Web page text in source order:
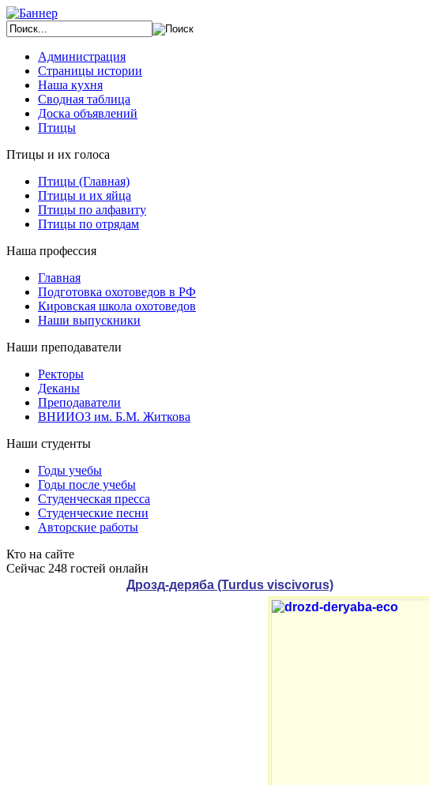
Администрация
Страницы истории
Наша кухня
Сводная таблица
Доска объявлений
Птицы
Птицы и их голоса
Птицы (Главная)
Птицы и их яйца
Птицы по алфавиту
Птицы по отрядам
Наша профессия
Главная
Подготовка охотоведов в РФ
Кировская школа охотоведов
Наши выпускники
Наши преподаватели
Ректоры
Деканы
Преподаватели
ВНИИОЗ им. Б.М. Житкова
Наши студенты
Годы учебы
Годы после учебы
Студенческая пресса
Студенческие песни
Авторские работы
Кто на сайте
Сейчас 248 гостей онлайн
Дрозд-деряба (Turdus viscivorus)